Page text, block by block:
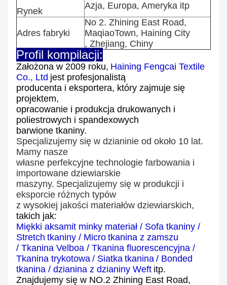
Rynek
Azja, Europa, Ameryka itp
Adres fabryki
No 2. Zhining East Road,
MaqiaoTown, Haining City
, Zhejiang, Chiny
Profil kompilacji:
Założona w 2009 roku, Haining Fengcai Textile
Co., Ltd jest profesjonalistą
producenta i eksportera, który zajmuje się
projektem,
opracowanie i produkcja drukowanych i
poliestrowych i spandexowych
barwione tkaniny.
Specjalizujemy się w dzianinie od około 10 lat.
Mamy nasze
własne perfekcyjne technologie farbowania i
importowane dziewiarskie
maszyny. Specjalizujemy się w produkcji i
eksporcie różnych typów
z wysokiej jakości materiałów dziewiarskich,
takich jak:
Miękki aksamit minky materiał / Sofa tkaniny /
Stretch tkaniny / Micro tkanina z zamszu
/ Tkanina Velboa / Tkanina fluorescencyjna /
Tkanina trykotowa / Siatka tkanina / Bonded
tkanina / dzianina z dzianiny Weft itp.
Znajdujemy się w NO.2 Zhining East Road,